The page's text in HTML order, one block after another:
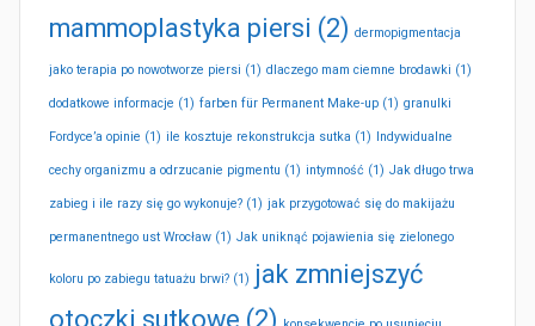
mammoplastyka piersi (2) dermopigmentacja
jako terapia po nowotworze piersi (1) dlaczego mam ciemne brodawki (1)
dodatkowe informacje (1) farben für Permanent Make-up (1) granulki
Fordyce’a opinie (1) ile kosztuje rekonstrukcja sutka (1) Indywidualne
cechy organizmu a odrzucanie pigmentu (1) intymność (1) Jak długo trwa
zabieg i ile razy się go wykonuje? (1) jak przygotować się do makijażu
permanentnego ust Wrocław (1) Jak uniknąć pojawienia się zielonego
koloru po zabiegu tatuażu brwi? (1) jak zmniejszyć
otoczki sutkowe (2)